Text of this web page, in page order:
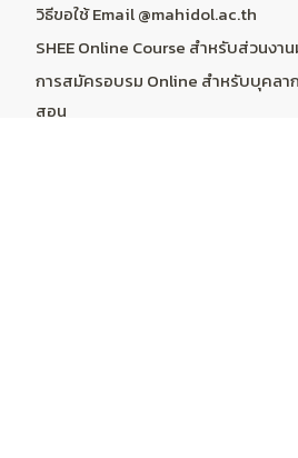
วิธีขอใช้ Email @mahidol.ac.th
SHEE Online Course สำหรับส่วนงา
การสมัครอบรม Online สำหรับบุคลา
สอน